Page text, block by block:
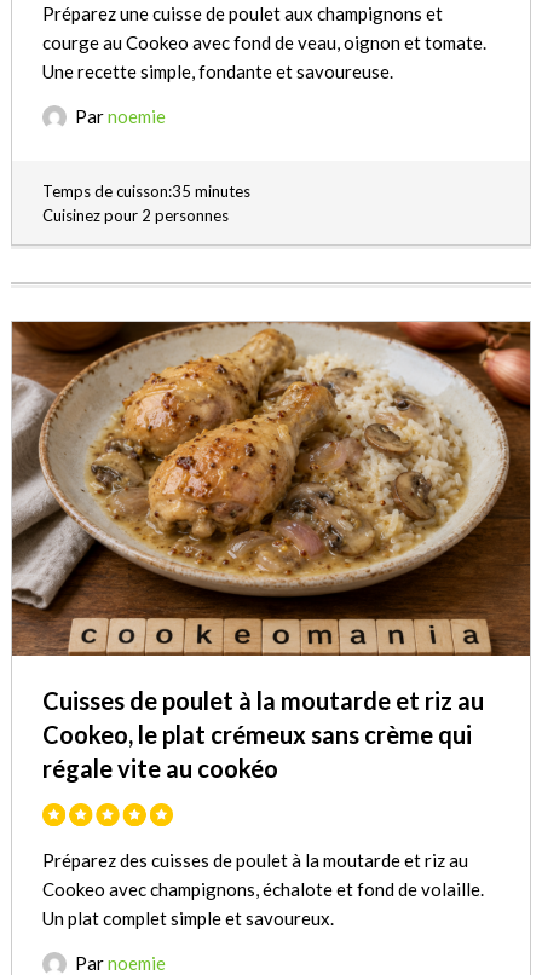
Préparez une cuisse de poulet aux champignons et
courge au Cookeo avec fond de veau, oignon et tomate.
Une recette simple, fondante et savoureuse.
Parnoemie
Temps de cuisson:35 minutes
Cuisinez pour 2 personnes
Cuisses de poulet à la moutarde et riz au
Cookeo, le plat crémeux sans crème qui
régale vite au cookéo
Préparez des cuisses de poulet à la moutarde et riz au
Cookeo avec champignons, échalote et fond de volaille.
Un plat complet simple et savoureux.
Parnoemie